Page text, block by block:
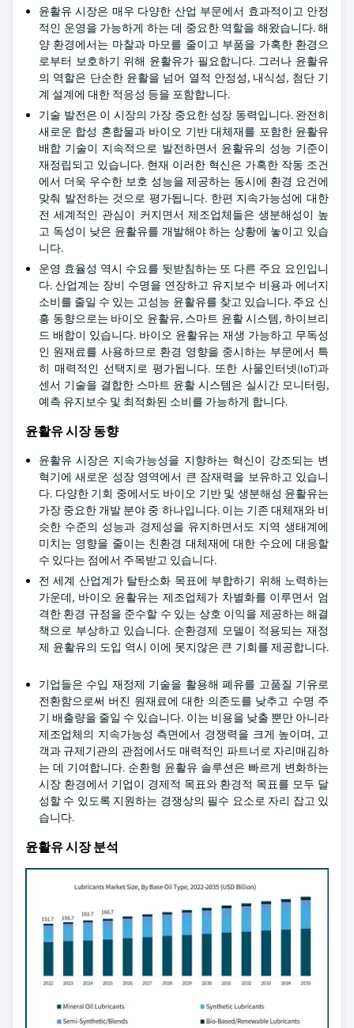
윤활유 시장은 매우 다양한 산업 부문에서 효과적이고 안정
적인 운영을 가능하게 하는 데 중요한 역할을 해왔습니다. 해
양 환경에서는 마찰과 마모를 줄이고 부품을 가혹한 환경으
로부터 보호하기 위해 윤활유가 필요합니다. 그러나 윤활유
의 역할은 단순한 윤활을 넘어 열적 안정성, 내식성, 첨단 기
계 설계에 대한 적응성 등을 포함합니다.
기술 발전은 이 시장의 가장 중요한 성장 동력입니다. 완전히
새로운 합성 혼합물과 바이오 기반 대체재를 포함한 윤활유
배합 기술이 지속적으로 발전하면서 윤활유의 성능 기준이
재정립되고 있습니다. 현재 이러한 혁신은 가혹한 작동 조건
에서 더욱 우수한 보호 성능을 제공하는 동시에 환경 요건에
맞춰 발전하는 것으로 평가됩니다. 한편 지속가능성에 대한
전 세계적인 관심이 커지면서 제조업체들은 생분해성이 높
고 독성이 낮은 윤활유를 개발해야 하는 상황에 놓이고 있습
니다.
운영 효율성 역시 수요를 뒷받침하는 또 다른 주요 요인입니
다. 산업계는 장비 수명을 연장하고 유지보수 비용과 에너지
소비를 줄일 수 있는 고성능 윤활유를 찾고 있습니다. 주요 신
흥 동향으로는 바이오 윤활유, 스마트 윤활 시스템, 하이브리
드 배합이 있습니다. 바이오 윤활유는 재생 가능하고 무독성
인 원재료를 사용하므로 환경 영향을 중시하는 부문에서 특
히 매력적인 선택지로 평가됩니다. 또한 사물인터넷(IoT)과
센서 기술을 결합한 스마트 윤활 시스템은 실시간 모니터링,
예측 유지보수 및 최적화된 소비를 가능하게 합니다.
윤활유 시장 동향
윤활유 시장은 지속가능성을 지향하는 혁신이 강조되는 변
혁기에 새로운 성장 영역에서 큰 잠재력을 보유하고 있습니
다. 다양한 기회 중에서도 바이오 기반 및 생분해성 윤활유는
가장 중요한 개발 분야 중 하나입니다. 이는 기존 대체재와 비
슷한 수준의 성능과 경제성을 유지하면서도 지역 생태계에
미치는 영향을 줄이는 친환경 대체재에 대한 수요에 대응할
수 있다는 점에서 주목받고 있습니다.
전 세계 산업계가 탈탄소화 목표에 부합하기 위해 노력하는
가운데, 바이오 윤활유는 제조업체가 차별화를 이루면서 엄
격한 환경 규정을 준수할 수 있는 상호 이익을 제공하는 해결
책으로 부상하고 있습니다. 순환경제 모델이 적용되는 재정
제 윤활유의 도입 역시 이에 못지않은 큰 기회를 제공합니다.
기업들은 수입 재정제 기술을 활용해 폐유를 고품질 기유로
전환함으로써 버진 원재료에 대한 의존도를 낮추고 수명 주
기 배출량을 줄일 수 있습니다. 이는 비용을 낮출 뿐만 아니라
제조업체의 지속가능성 측면에서 경쟁력을 크게 높이며, 고
객과 규제기관의 관점에서도 매력적인 파트너로 자리매김하
는 데 기여합니다. 순환형 윤활유 솔루션은 빠르게 변화하는
시장 환경에서 기업이 경제적 목표와 환경적 목표를 모두 달
성할 수 있도록 지원하는 경쟁상의 필수 요소로 자리 잡고 있
습니다.
윤활유 시장 분석